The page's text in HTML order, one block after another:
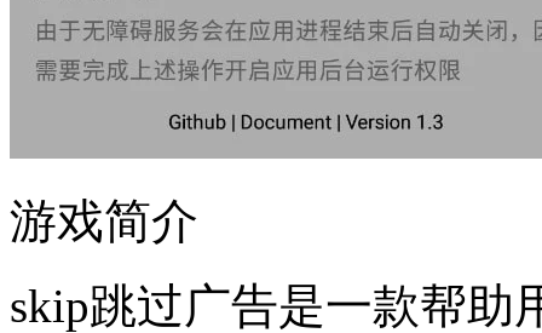
游戏简介
skip跳过广告是一款帮助